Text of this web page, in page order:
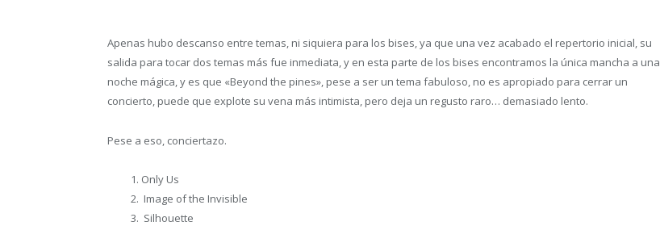
Apenas hubo descanso entre temas, ni siquiera para los bises, ya que una vez acabado el repertorio inicial, su
salida para tocar dos temas más fue inmediata, y en esta parte de los bises encontramos la única mancha a una
noche mágica, y es que «Beyond the pines», pese a ser un tema fabuloso, no es apropiado para cerrar un
concierto, puede que explote su vena más intimista, pero deja un regusto raro… demasiado lento.
Pese a eso, conciertazo.
Only Us
Image of the Invisible
Silhouette